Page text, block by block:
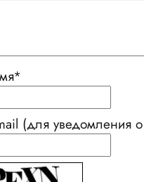
*
(для уведомления